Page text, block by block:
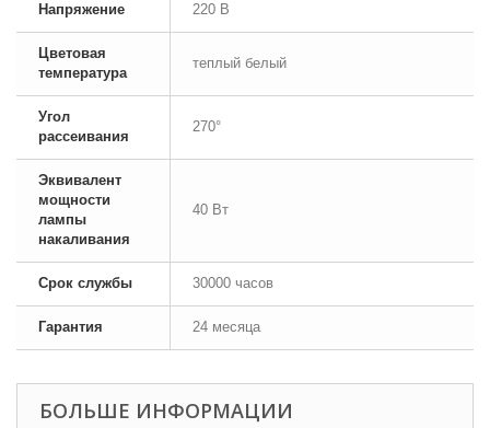
Напряжение 220 В
Цветовая
температура
теплый белый
Угол
рассеивания
270°
Эквивалент
мощности
лампы
накаливания
40 Вт
Срок службы 30000 часов
Гарантия 24 месяца
БОЛЬШЕ ИНФОРМАЦИИ